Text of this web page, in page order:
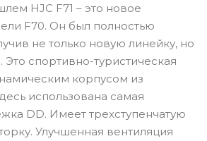
HJC F71 – это новое
F70. Он был полностью
не только новую линейку, но
спортивно-туристическая
корпусом из
использована самая
DD. Имеет трехступенчатую
Улучшенная вентиляция